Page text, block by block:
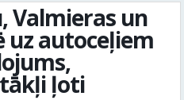
Valmieras un
uz autoceļiem
ļoti